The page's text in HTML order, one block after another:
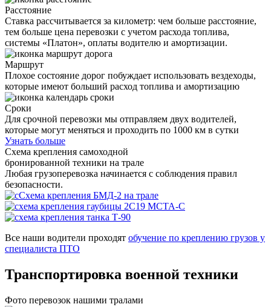
Расстояние
Ставка рассчитывается за километр: чем больше расстояние,
тем больше цена перевозки с учетом расхода топлива,
системы «Платон», оплаты водителю и амортизации.
Маршрут
Плохое состояние дорог побуждает использовать вездеходы,
которые имеют больший расход топлива и амортизацию
Сроки
Для срочной перевозки мы отправляем двух водителей,
которые могут меняться и проходить по 1000 км в сутки
Узнать больше
Схема крепления самоходной
бронированной техники на трале
Любая грузоперевозка начинается с соблюдения правил
безопасности.
Все наши водители проходят обучение по креплению грузов у
специалиста ПТО
Транспортировка военной техники
Фото перевозок нашими тралами